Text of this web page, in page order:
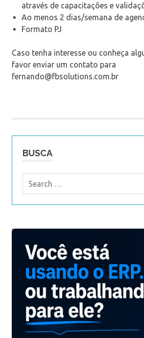
através de capacitações e
Ao menos 2 dias/semana de
Formato PJ
Caso tenha interesse ou conheça
favor enviar um contato para
fernando@fbsolutions.com.br
BUSCA